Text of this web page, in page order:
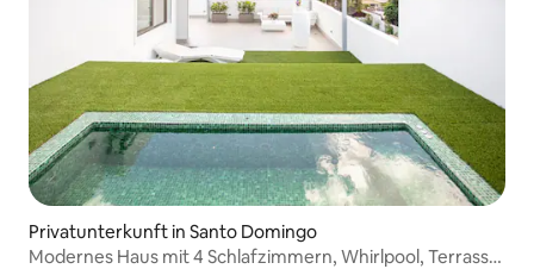
Privatunterkunft in Santo Domingo
Modernes Haus mit 4 Schlafzimmern, Whirlpool, Terrasse